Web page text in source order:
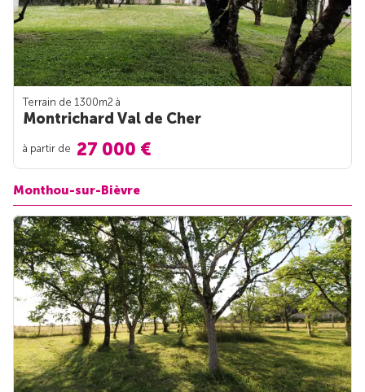
Terrain de 1300m2 à
Montrichard Val de Cher
à partir de 27 000 €
Monthou-sur-Bièvre